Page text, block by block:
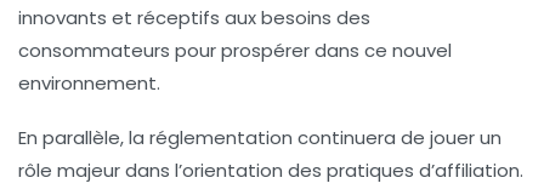
innovants et réceptifs aux besoins des
consommateurs pour prospérer dans ce nouvel
environnement.
En parallèle, la réglementation continuera de jouer un
rôle majeur dans l’orientation des pratiques d’affiliation.